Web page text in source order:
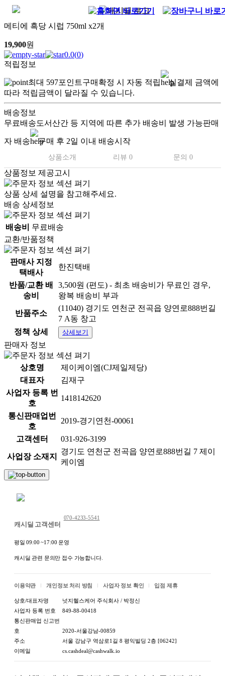
메티에 흑당 시럽 750ml x2개
19,900원
0.0(0)
적립정보
최대 597포인트구매확정 시 자동 적립
실결제 금액에
따라 적립금액이 달라질 수 있습니다.
배송정보
무료배송도서산간 등 지역에 따른 추가 배송비 발생 가능판매
자 배송 구매 후 2일 이내 배송시작
상품소개 리뷰 0 문의 0
상품정보 제공고시
상품 상세 설명을 참고해주세요.
배송 상세정보
배송비
무료배송
교환/반품정책
판매사 지정
택배사
한진택배
반품/교환 배
송비
3,500원 (편도) - 최초 배송비가 무료인 경우,
왕복 배송비 부과
반품주소
(11040) 경기도 연천군 전곡읍 양연로888번길
7 A동 창고
정책 상세
상세보기
판매자 정보
상호명
제이케이엠(CJ제일제당)
대표자
김재구
사업자 등록 번
호
1418142620
통신판매업번
호
2019-경기연천-00061
고객센터 031-926-3199
사업장 소재지
경기도 연천군 전곡읍 양연로888번길 7 제이
케이엠
캐시딜 고객센터
070-4233-5541
평일 09:00 ~17:00 운영
캐시딜 관련 문의만 접수 가능합니다.
이용약관 개인정보 처리 방침 사업자 정보 확인 입점 제휴
상호/대표자명
넛지헬스케어 주식회사 / 박정신
사업자 등록 번호
849-88-00418
통신판매업 신고번
호
2020-서울강남-00859
주소
서울 강남구 역삼로1길 8 평익빌딩 2층 [06242]
이메일
cs.cashdeal@cashwalk.io